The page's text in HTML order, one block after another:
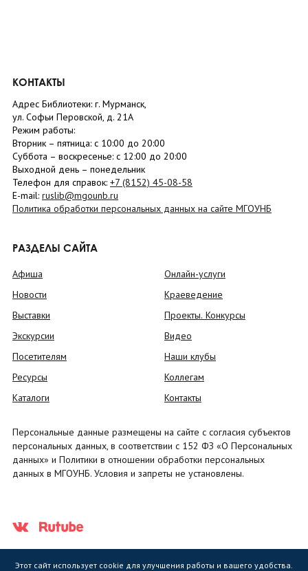
КОНТАКТЫ
Адрес Библиотеки: г. Мурманск,
ул. Софьи Перовской, д. 21А
Режим работы:
Вторник – пятница: с 10:00 до 20:00
Суббота – воскресенье: c 12:00 до 20:00
Выходной день – понедельник
Телефон для справок: +7 (8152) 45-08-58
E-mail: ruslib@mgounb.ru
Политика обработки персональных данных на сайте МГОУНБ
РАЗДЕЛЫ САЙТА
Афиша
Новости
Выставки
Экскурсии
Посетителям
Ресурсы
Каталоги
Онлайн-услуги
Краеведение
Проекты. Конкурсы
Видео
Наши клубы
Коллегам
Контакты
Персональные данные размещены на сайте с согласия субъектов
персональных данных, в соответствии с 152 ФЗ «О Персональных
данных» и Политики в отношении обработки персональных
данных в МГОУНБ. Условия и запреты не установлены.
Этот сайт использует cookie для улучшения работы и вашего удобства.